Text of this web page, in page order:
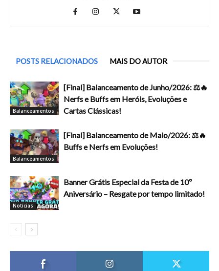
POSTS RELACIONADOS MAIS DO AUTOR
Balanceamentos
[Final] Balanceamento de Junho/2026: ⚖️🔥
Nerfs e Buffs em Heróis, Evoluções e
Cartas Clássicas!
Balanceamentos
[Final] Balanceamento de Maio/2026: ⚖️🔥
Buffs e Nerfs em Evoluções!
Notícias
Banner Grátis Especial da Festa de 10º
Aniversário – Resgate por tempo limitado!